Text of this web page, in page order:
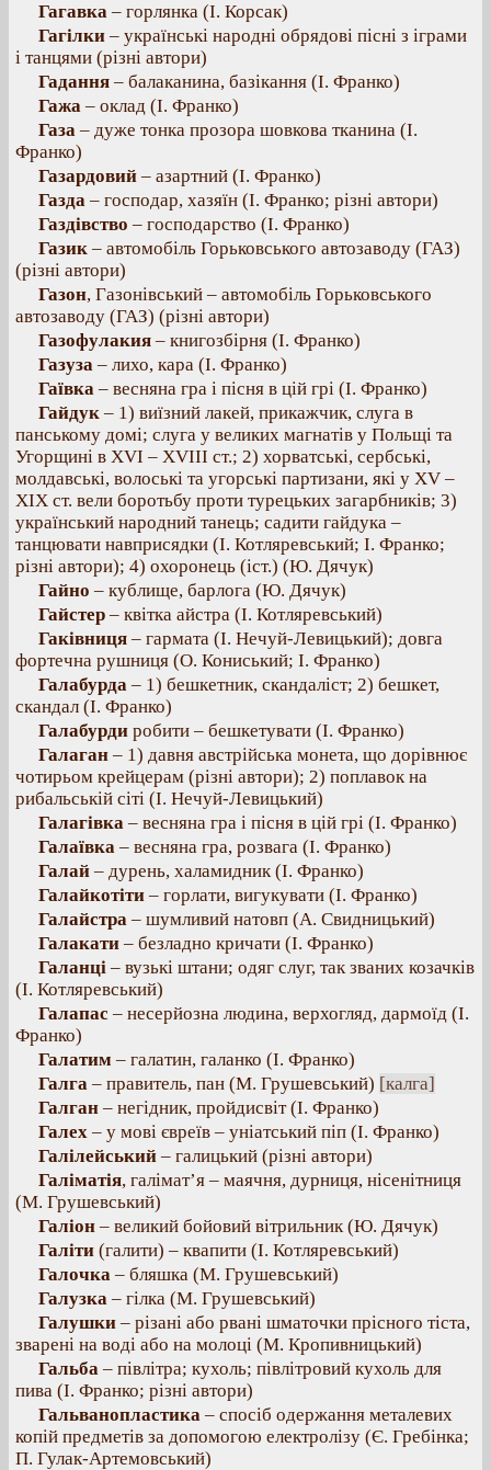
Гагавка – горлянка (І. Корсак)
Гагілки – українські народні обрядові пісні з іграми
і танцями (різні автори)
Гадання – балаканина, базікання (І. Франко)
Гажа – оклад (І. Франко)
Газа – дуже тонка прозора шовкова тканина (І.
Франко)
Газардовий – азартний (І. Франко)
Газда – господар, хазяїн (І. Франко; різні автори)
Газдівство – господарство (І. Франко)
Газик – автомобіль Горьковського автозаводу (ГАЗ)
(різні автори)
Газон, Газонівський – автомобіль Горьковського
автозаводу (ГАЗ) (різні автори)
Газофулакия – книгозбірня (І. Франко)
Газуза – лихо, кара (І. Франко)
Гаївка – весняна гра і пісня в цій грі (І. Франко)
Гайдук – 1) виїзний лакей, прикажчик, слуга в
панському домі; слуга у великих магнатів у Польщі та
Угорщині в XVI – XVIII ст.; 2) хорватські, сербські,
молдавські, волоські та угорські партизани, які у XV –
XIX ст. вели боротьбу проти турецьких загарбників; 3)
український народний танець; садити гайдука –
танцювати навприсядки (І. Котляревський; І. Франко;
різні автори); 4) охоронець (іст.) (Ю. Дячук)
Гайно – кублище, барлога (Ю. Дячук)
Гайстер – квітка айстра (І. Котляревський)
Гаківниця – гармата (І. Нечуй-Левицький); довга
фортечна рушниця (О. Кониський; І. Франко)
Галабурда – 1) бешкетник, скандаліст; 2) бешкет,
скандал (І. Франко)
Галабурди робити – бешкетувати (І. Франко)
Галаган – 1) давня австрійська монета, що дорівнює
чотирьом крейцерам (різні автори); 2) поплавок на
рибальській сіті (І. Нечуй-Левицький)
Галагівка – весняна гра і пісня в цій грі (І. Франко)
Галаївка – весняна гра, розвага (І. Франко)
Галай – дурень, халамидник (І. Франко)
Галайкотіти – горлати, вигукувати (І. Франко)
Галайстра – шумливий натовп (А. Свидницький)
Галакати – безладно кричати (І. Франко)
Галанці – вузькі штани; одяг слуг, так званих козачків
(І. Котляревський)
Галапас – несерйозна людина, верхогляд, дармоїд (І.
Франко)
Галатим – галатин, галанко (І. Франко)
Галга – правитель, пан (М. Грушевський) [калга]
Галган – негідник, пройдисвіт (І. Франко)
Галех – у мові євреїв – уніатський піп (І. Франко)
Галілейський – галицький (різні автори)
Галіматія, галімат’я – маячня, дурниця, нісенітниця
(М. Грушевський)
Галіон – великий бойовий вітрильник (Ю. Дячук)
Галіти (галити) – квапити (І. Котляревський)
Галочка – бляшка (М. Грушевський)
Галузка – гілка (М. Грушевський)
Галушки – різані або рвані шматочки прісного тіста,
зварені на воді або на молоці (М. Кропивницький)
Гальба – півлітра; кухоль; півлітровий кухоль для
пива (І. Франко; різні автори)
Гальванопластика – спосіб одержання металевих
копій предметів за допомогою електролізу (Є. Гребінка;
П. Гулак-Артемовський)